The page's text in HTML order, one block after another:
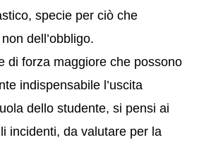
specie per ciò che
dell’obbligo.
di forza maggiore che possono
indispensabile l’uscita
dello studente, si pensi ai
incidenti, da valutare per la